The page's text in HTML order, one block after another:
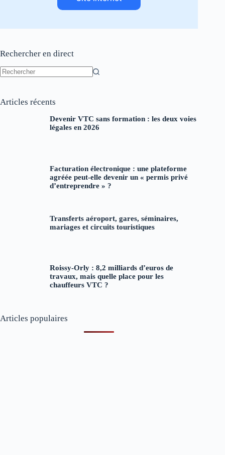
Rechercher en direct
Articles récents
Devenir VTC sans formation : les deux voies
légales en 2026
Facturation électronique : une plateforme
agréée peut-elle devenir un « permis privé
d’entreprendre » ?
Transferts aéroport, gares, séminaires,
mariages et circuits touristiques
Roissy-Orly : 8,2 milliards d’euros de
travaux, mais quelle place pour les
chauffeurs VTC ?
Articles populaires